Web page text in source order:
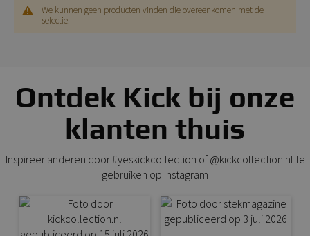
We kunnen geen producten vinden die overeenkomen met de
selectie.
Ontdek Kick bij onze
klanten thuis
Inspireer anderen door #yeskickcollection of @kickcollection.nl te
gebruiken op Instagram